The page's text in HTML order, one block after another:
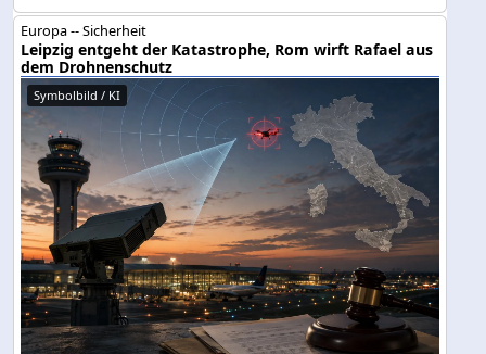
Europa -- Sicherheit
Leipzig entgeht der Katastrophe, Rom wirft Rafael aus
dem Drohnenschutz
Symbolbild / KI